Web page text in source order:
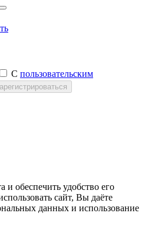
С пользовательским
и обеспечить удобство его
сайт, Вы даёте
данных и использование